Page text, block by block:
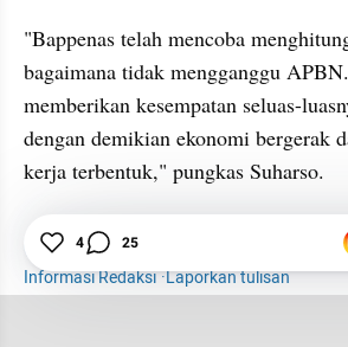
"Bappenas telah mencoba
bagaimana tidak mengganggu
memberikan kesempatan seluas-
dengan demikian ekonomi bergerak
kerja terbentuk," pungkas Suharso.
Ibu Kota Baru
Informasi Redaksi·Laporkan tulisan
4 25